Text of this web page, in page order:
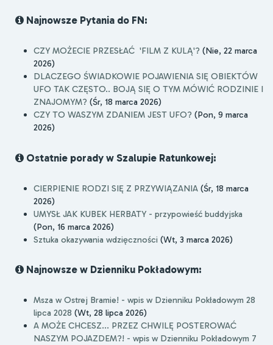
Najnowsze Pytania do FN:
CZY MOŻECIE PRZESŁAĆ 'FILM Z KULĄ'? (Nie, 22 marca
2026)
DLACZEGO ŚWIADKOWIE POJAWIENIA SIĘ OBIEKTÓW
UFO TAK CZĘSTO.. BOJĄ SIĘ O TYM MÓWIĆ RODZINIE I
ZNAJOMYM? (Śr, 18 marca 2026)
CZY TO WASZYM ZDANIEM JEST UFO? (Pon, 9 marca
2026)
Ostatnie porady w Szalupie Ratunkowej:
CIERPIENIE RODZI SIĘ Z PRZYWIĄZANIA (Śr, 18 marca
2026)
UMYSŁ JAK KUBEK HERBATY - przypowieść buddyjska
(Pon, 16 marca 2026)
Sztuka okazywania wdzięczności (Wt, 3 marca 2026)
Najnowsze w Dzienniku Pokładowym:
Msza w Ostrej Bramie! - wpis w Dzienniku Pokładowym 28
lipca 2028 (Wt, 28 lipca 2026)
A MOŻE CHCESZ... PRZEZ CHWILĘ POSTEROWAĆ
NASZYM POJAZDEM?! - wpis w Dzienniku Pokładowym 7